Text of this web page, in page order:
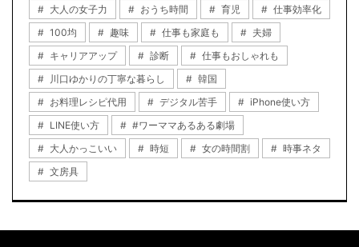
大人の女子力
おうち時間 育児
仕事効率化
100均
趣味 仕事も家庭も
夫婦
キャリアアップ
診断
仕事もおしゃれも
川口ゆかりの丁寧な暮らし
韓国
お料理レシピ代用
デジタル苦手
iPhone使い方
LINE使い方
#ワーママあるある劇場
大人かっこいい
時短 女の時間割
時事ネタ
文房具